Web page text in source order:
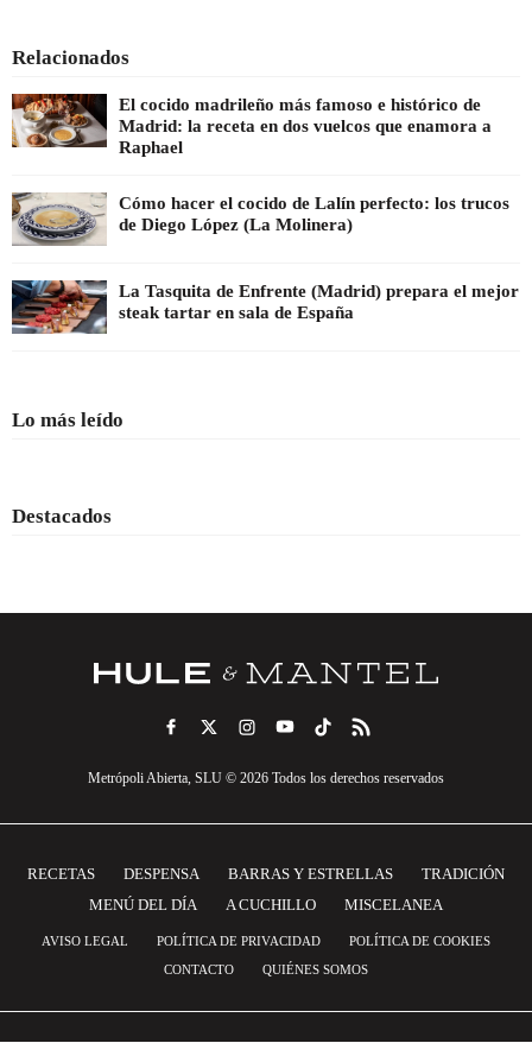
Relacionados
El cocido madrileño más famoso e histórico de
Madrid: la receta en dos vuelcos que enamora a
Raphael
Cómo hacer el cocido de Lalín perfecto: los trucos
de Diego López (La Molinera)
La Tasquita de Enfrente (Madrid) prepara el mejor
steak tartar en sala de España
Lo más leído
Destacados
Metrópoli Abierta, SLU © 2026 Todos los derechos reservados
RECETAS DESPENSA BARRAS Y ESTRELLAS
TRADICIÓN
MENÚ DEL DÍA
A CUCHILLO MISCELANEA
AVISO LEGAL POLÍTICA DE PRIVACIDAD
POLÍTICA DE COOKIES
CONTACTO
QUIÉNES SOMOS